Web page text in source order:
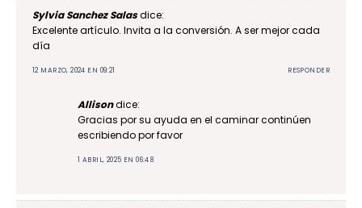
Sylvia Sanchez Salasdice:
Excelente artículo. Invita a la conversión. A ser mejor cada
día
12 MARZO, 2024 EN 09:21 RESPONDER
Allisondice:
Gracias por su ayuda en el caminar continúen
escribiendo por favor
1 ABRIL, 2025 EN 06:48